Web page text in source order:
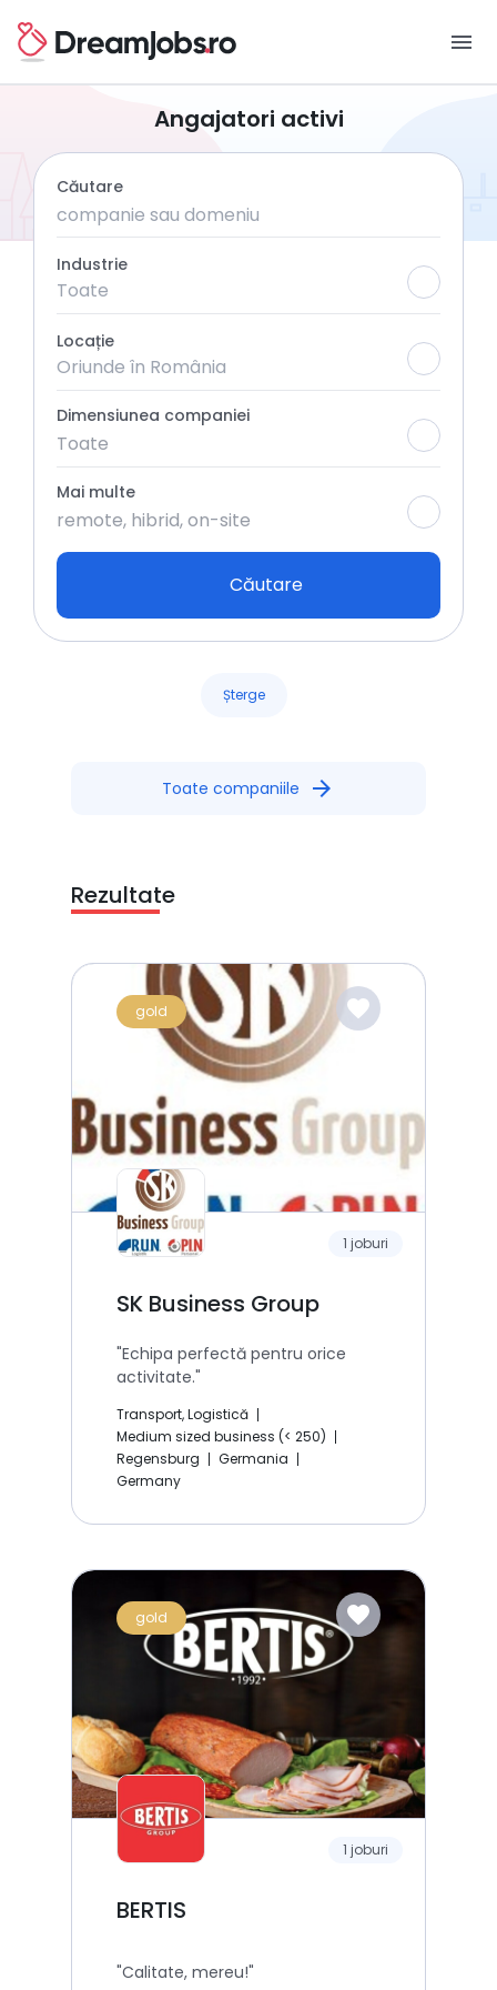
menu
Angajatori activi
Căutare
Industrie
Locație
Dimensiunea companiei
Toate
Mai multe
remote, hibrid, on-site
Căutare
Șterge
Toate companiile arrow_forward
Rezultate
gold favorite
1 joburi
SK Business Group
"Echipa perfectă pentru orice
activitate."
Transport, Logistică
Medium sized business (< 250)
Regensburg
Germania
Germany
gold favorite
1 joburi
BERTIS
"Calitate, mereu!"